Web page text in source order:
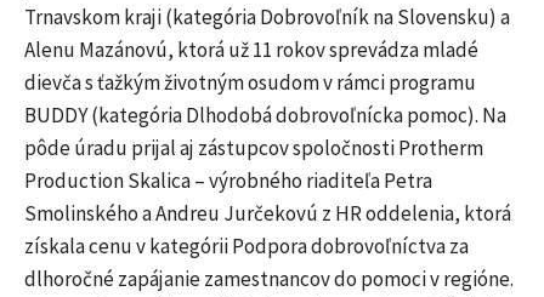
Trnavskom kraji (kategória Dobrovoľník na Slovensku) a
Alenu Mazánovú, ktorá už 11 rokov sprevádza mladé
dievča s ťažkým životným osudom v rámci programu
BUDDY (kategória Dlhodobá dobrovoľnícka pomoc). Na
pôde úradu prijal aj zástupcov spoločnosti Protherm
Production Skalica – výrobného riaditeľa Petra
Smolinského a Andreu Jurčekovú z HR oddelenia, ktorá
získala cenu v kategórii Podpora dobrovoľníctva za
dlhoročné zapájanie zamestnancov do pomoci v regióne.